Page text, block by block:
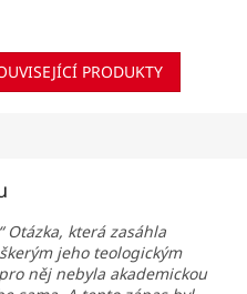
PRODUKTY
Otázka, která zasáhla
jeho teologickým
něj nebyla akademickou